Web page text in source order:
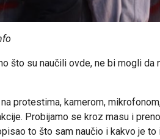
što su naučili ovde, ne bi mogli da
protestima, kamerom,
Probijamo se kroz masu i
to što sam naučio i kakvo je